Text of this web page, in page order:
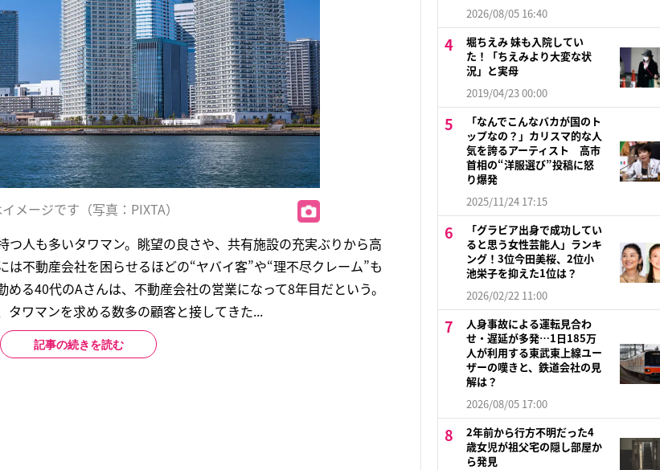
メージです（写真：PIXTA）
人も多いタワマン。眺望の良さや、共有施設の充実ぶりから高
不動産会社を困らせるほどの“ヤバイ客”や“理不尽クレーム”も
る40代のAさんは、不動産会社の営業になって8年目だという。
ワマンを求める数多の顧客と接してきた...
記事の続きを読む
2026/08/05 16:40
堀ちえみ 妹も入院してい
た！「ちえみより大変な状
況」と実母
2019/04/23 00:00
「なんでこんなバカが国のト
ップなの？」カリスマ的な人
気を誇るアーティスト 高市
首相の“洋服選び”投稿に怒
り爆発
2025/11/24 17:15
「グラビア出身で成功してい
ると思う女性芸能人」ランキ
ング！3位今田美桜、2位小
池栄子を抑えた1位は？
2026/02/22 11:00
人身事故による運転見合わ
せ・遅延が多発…1日185万
人が利用する東武東上線ユー
ザーの嘆きと、鉄道会社の見
解は？
2026/08/05 17:00
2年前から行方不明だった4
歳女児が祖父宅の隠し部屋か
ら発見